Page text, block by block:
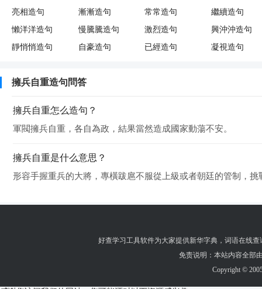
亮相造句 漸漸造句 常常造句
繼續造句
懶洋洋造句
慢騰騰造句 激烈造句
興沖沖造句
靜悄悄造句
自豪造句 已經造句 凝視造句
擁兵自重造句問答
擁兵自重怎么造句？
軍閥擁兵自重，各自為政，結果當然造成國家動蕩不安。
擁兵自重是什么意思？
形容手握重兵的大將，專橫跋扈不服從上級或者朝廷的管制，挑
好查学习工具软件为大家提供新华字典 ， 词语在线查
免责说明：本站内容全部
Copyright ©